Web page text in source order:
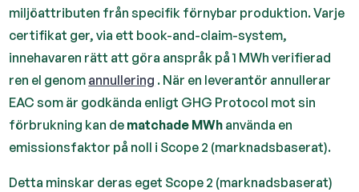
miljöattributen från specifik förnybar produktion. Varje
certifikat ger, via ett book-and-claim-system,
innehavaren rätt att göra anspråk på 1 MWh verifierad
ren el genom annullering . När en leverantör annullerar
EAC som är godkända enligt GHG Protocol mot sin
förbrukning kan de matchade MWh använda en
emissionsfaktor på noll i Scope 2 (marknadsbaserat).
Detta minskar deras eget Scope 2 (marknadsbaserat)